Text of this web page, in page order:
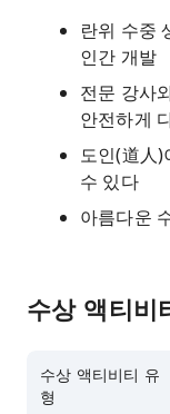
란위 수중
인간 개발
전문 강사
안전하게
도인(道人
수 있다
아름다운
수상 액티비
수상 액티비티 유
형